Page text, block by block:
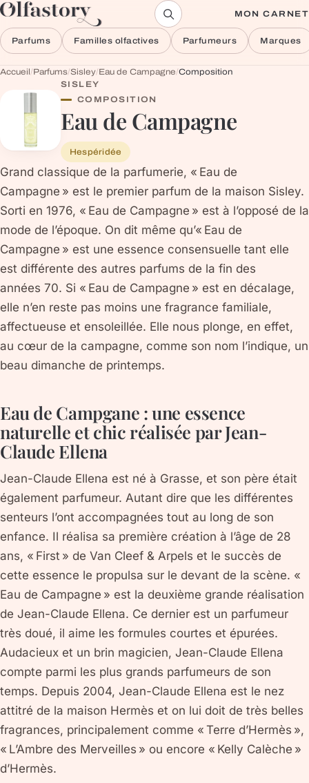
Aller au contenu MON CARNET
Parfums Familles olfactives Parfumeurs Marques
Accueil/Parfums/Sisley/Eau de Campagne/Composition
SISLEY
COMPOSITION
Eau de Campagne
Hespéridée
Grand classique de la parfumerie, « Eau de
Campagne » est le premier parfum de la maison Sisley.
Sorti en 1976, « Eau de Campagne » est à l’opposé de la
mode de l’époque. On dit même qu’« Eau de
Campagne » est une essence consensuelle tant elle
est différente des autres parfums de la fin des
années 70. Si « Eau de Campagne » est en décalage,
elle n’en reste pas moins une fragrance familiale,
affectueuse et ensoleillée. Elle nous plonge, en effet,
au cœur de la campagne, comme son nom l’indique, un
beau dimanche de printemps.
Eau de Campgane : une essence
naturelle et chic réalisée par Jean-
Claude Ellena
Jean-Claude Ellena est né à Grasse, et son père était
également parfumeur. Autant dire que les différentes
senteurs l’ont accompagnées tout au long de son
enfance. Il réalisa sa première création à l’âge de 28
ans, « First » de Van Cleef & Arpels et le succès de
cette essence le propulsa sur le devant de la scène. «
Eau de Campagne » est la deuxième grande réalisation
de Jean-Claude Ellena. Ce dernier est un parfumeur
très doué, il aime les formules courtes et épurées.
Audacieux et un brin magicien, Jean-Claude Ellena
compte parmi les plus grands parfumeurs de son
temps. Depuis 2004, Jean-Claude Ellena est le nez
attitré de la maison Hermès et on lui doit de très belles
fragrances, principalement comme « Terre d’Hermès »,
« L’Ambre des Merveilles » ou encore « Kelly Calèche »
d’Hermès.